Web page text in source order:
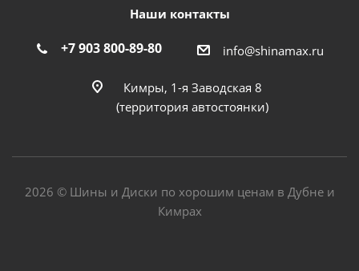
Наши контакты
+7 903 800-89-80 info@shinamax.ru
Кимры, 1-я Заводская 8
(территория автостоянки)
2026 © Шины и Диски по хорошим ценам в Дубне и
Кимрах